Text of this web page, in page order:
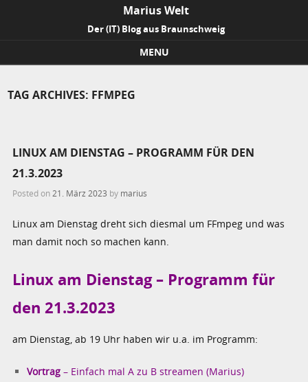
Marius Welt
Der (IT) Blog aus Braunschweig
MENU
TAG ARCHIVES: FFMPEG
LINUX AM DIENSTAG – PROGRAMM FÜR DEN
21.3.2023
Posted on 21. März 2023 by marius
Linux am Dienstag dreht sich diesmal um FFmpeg und was
man damit noch so machen kann.
Linux am Dienstag – Programm für
den 21.3.2023
am Dienstag, ab 19 Uhr haben wir u.a. im Programm:
Vortrag – Einfach mal A zu B streamen (Marius)